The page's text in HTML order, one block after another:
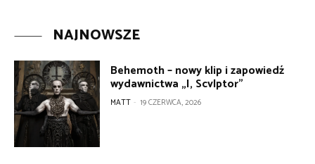
NAJNOWSZE
Behemoth – nowy klip i zapowiedź
wydawnictwa „I, Scvlptor”
MATT - 19 CZERWCA, 2026